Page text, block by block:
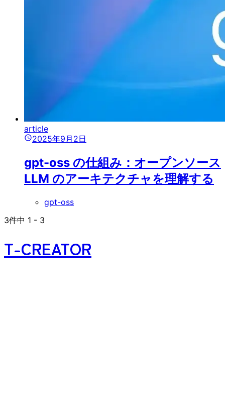
article
2025年9月2日
gpt-oss の仕組み：オープンソース
LLM のアーキテクチャを理解する
gpt-oss
3件中 1 - 3
T-CREATOR